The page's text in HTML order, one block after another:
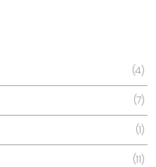
4
7
1
11